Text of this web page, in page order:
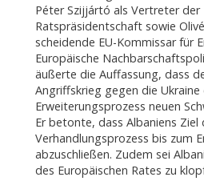
Péter Szijjártó als Vertreter der
Ratspräsidentschaft sowie
scheidende EU-Kommissar für
Europäische
äußerte die Auffassung, dass
Angriffskrieg gegen die Ukraine
Erweiterungsprozess neuen
Er betonte, dass Albaniens Ziel
Verhandlungsprozess bis zum
abzuschließen. Zudem sei
des Europäischen Rates zu